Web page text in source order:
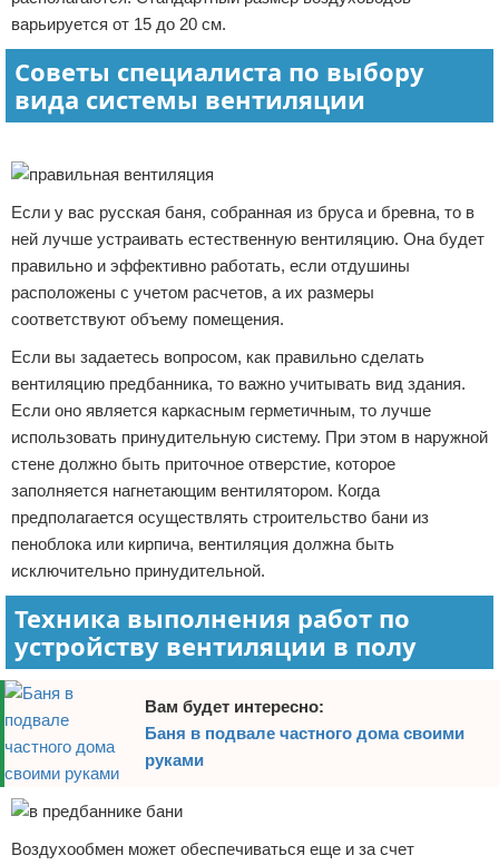
варьируется от 15 до 20 см.
Советы специалиста по выбору
вида системы вентиляции
Если у вас русская баня, собранная из бруса и бревна, то в
ней лучше устраивать естественную вентиляцию. Она будет
правильно и эффективно работать, если отдушины
расположены с учетом расчетов, а их размеры
соответствуют объему помещения.
Если вы задаетесь вопросом, как правильно сделать
вентиляцию предбанника, то важно учитывать вид здания.
Если оно является каркасным герметичным, то лучше
использовать принудительную систему. При этом в наружной
стене должно быть приточное отверстие, которое
заполняется нагнетающим вентилятором. Когда
предполагается осуществлять строительство бани из
пеноблока или кирпича, вентиляция должна быть
исключительно принудительной.
Техника выполнения работ по
устройству вентиляции в полу
Вам будет интересно:
Баня в подвале частного дома своими
руками
Воздухообмен может обеспечиваться еще и за счет